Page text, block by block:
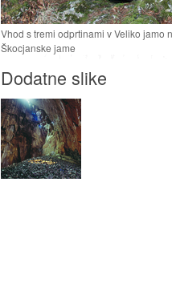
Vhod s tremi odprtinami v Veliko jamo
Škocjanske jame
Dodatne slike